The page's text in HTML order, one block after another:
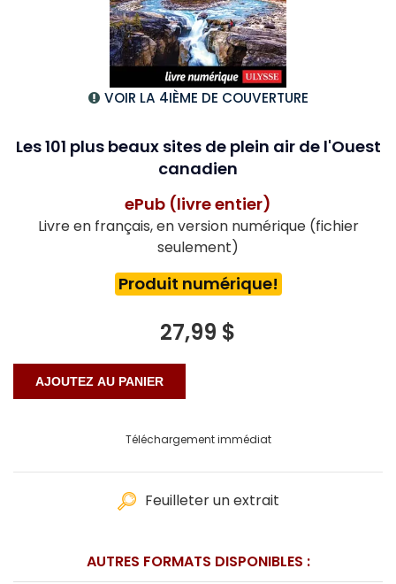
VOIR LA 4IÈME DE COUVERTURE
Les 101 plus beaux sites de plein air de l'Ouest
canadien
ePub (livre entier)
Livre en français, en version numérique (fichier
seulement)
Produit numérique!
27,99 $
Téléchargement immédiat
Feuilleter un extrait
AUTRES FORMATS DISPONIBLES :